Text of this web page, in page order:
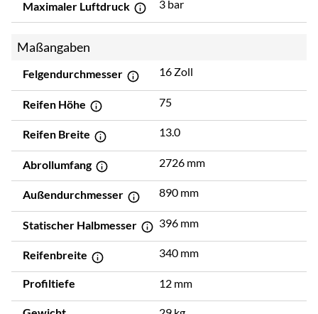
Maximaler Luftdruck 3 bar
Maßangaben
Felgendurchmesser 16 Zoll
Reifen Höhe 75
Reifen Breite 13.0
Abrollumfang 2726 mm
Außendurchmesser 890 mm
Statischer Halbmesser 396 mm
Reifenbreite 340 mm
Profiltiefe 12 mm